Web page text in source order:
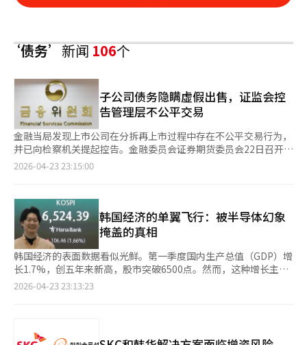
‘债务’新闻106个
子公司债务隐瞒虚假出售，证监会控
告管理层不公平交易
金融当局发现上市公司在分拆再上市过程中存在不公平交易行为，
并已向检察机关提起控告。金融委员会证券期货委员会22日召开第
8次例会，决定对A公司管理层等4人以违反资本市场法中的禁止不
虚假改善财务结构。调查显示，A公司及其子公司B公司的管理层
为实现分拆再上市，决定出售不良子公司B公司。过程中，A公司
的最大股东及关联公司通过没有实际业务和资金实力的空壳公司C
收购B公司，并在交易后继续为B公司提供债务担保和资金支持。
嫌疑人故意在财务报表中遗漏巨额债务，使B公司的股票价值被高
估，从而成功实现A公司的分拆再上市。此过程中，A公司的股价
一度大幅上涨，嫌疑人获取了巨额不当利益。关于B公司债务在B
公司财务报表及A公司合并财务报表中的遗漏问题，去年7月证监
为违反资本市场法，可处以一年以上有期徒刑或罚款（不当利益的
2026-04-23 23:15:00
韩国经济的单翼飞行：被半导体幻象
掩盖的真相
韩国经济的表面数据看似光鲜。第一季度国内生产总值（GDP）增
长1.7%，创五年来新高，股市突破6500点。然而，这种增长主要
集中在特定行业，形成了不平衡的繁荣。当前的经济增长更像是依
年。两家公司占据了上市公司总利润的67%。然而，其他行业如汽
2026-04-23 23:13:23